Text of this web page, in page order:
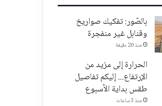
بالصّور: تفكيك صواريخ
وقنابل غير منفجرة
منذ 20 دقيقة
الحرارة إلى مزيد من
الإرتفاع... إليكم تفاصيل
طقس بداية الأسبوع
منذ 3 ساعات